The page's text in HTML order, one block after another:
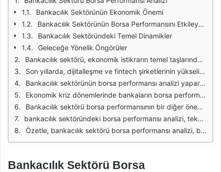
Bankacılık Sektörünün Ekonomik Önemi
Bankacılık Sektörünün Borsa Performansını Etkileyen Faktörler
Bankacılık Sektöründeki Temel Dinamikler
Geleceğe Yönelik Öngörüler
Bankacılık sektörü, ekonomik istikrarın temel taşlarından biri olarak kabul edilmektedir. Bu sektör, kredi verme, mevduat toplama ve finansal hizmetler sunma gibi işlevleri ile ekonominin büyümesine katkıda bulunur. Ancak borsa performansı, sektördeki genel ekonomik koşullar, siyasi gelişmeler ve piyasa dinamikleri ile doğrudan ilişkilidir. Bankacılık hisselerinin değeri, genellikle faiz oranlarının değişimi, enflasyon oranları ve piyasa beklentileri gibi faktörlere bağlı olarak dalgalanır.
Son yıllarda, dijitalleşme ve fintech şirketlerinin yükselişi, bankacılık sektörünü önemli ölçüde etkilemiştir. Geleneksel bankalar, bu yeni rekabet ortamında kendilerini yeniden konumlandırmak zorunda kalmışlardır. Bu durum, bankaların borsa performansını da etkilemekte, yatırımcıların bu hisselere olan ilgisini artırmakta veya azaltmaktadır. Özellikle dijital bankacılık hizmetlerine yönelik artan talep, bankaların hisse değerlerinde pozitif bir etkide bulunabilmektedir.
Bankacılık sektörünün borsa performansı analizi yaparken, sektördeki büyük oyuncuların hisse senetleri üzerinde yoğunlaşmak önemlidir. Bu tür analizler, yatırımcıların hangi bankaların daha iyi performans gösterdiğini anlamalarına yardımcı olur. Ayrıca, piyasa trendlerini takip ederek, yatırımcılar risklerini minimize edebilir ve potansiyel kazançlarını artırabilir. Bankacılık hisseleri genellikle yüksek temettü verimi sunarak, uzun vadeli yatırımcılar için cazip hale gelir.
Ekonomik kriz dönemlerinde bankaların borsa performansı genellikle olumsuz etkilenir. Kredi riskleri, artan iflaslar ve düşük ekonomik büyüme gibi faktörler, bankaların kârlarını azaltabilir. Bu durum, yatırımcıların bankalara olan güvenini sarsabilir ve hisse fiyatlarının düşmesine neden olabilir. Ancak, kriz sonrası toparlanma dönemlerinde, sağlıklı bankalar hızla değer kazanabilir ve yatırımcılara fırsatlar sunabilir.
Bankacılık sektörü borsa performansının bir diğer önemli boyutu da düzenleyici değişikliklerdir. Hükümet politikaları, faiz oranları ve bankacılık yasaları gibi faktörler, bankaların faaliyetlerini doğrudan etkiler. Bu nedenle, yatırımcılar için bu tür gelişmeleri takip etmek hayati önem taşır. Özellikle uluslararası düzeyde meydana gelen düzenlemeler, büyük bankaların hisse performansında önemli değişikliklere yol açabilir.
bankacılık sektöründeki borsa performansı analizi, teknik ve temel analiz yöntemlerinin bir kombinasyonu ile yapılmalıdır. Teknik analiz, fiyat hareketlerini ve piyasa trendlerini inceleyerek yatırımcıların alım satım kararlarını desteklerken, temel analiz ise bankaların finansal durumunu değerlendirmeye yardımcı olur. Bu iki yaklaşımın bir arada kullanılması, yatırımcıların daha bilinçli kararlar almasına olanak tanır.
Özetle, bankacılık sektörü borsa performansı analizi, birçok faktörü göz önünde bulundurarak yapılmalıdır. Ekonomik veriler, piyasa dinamikleri, düzenleyici değişiklikler ve rekabet koşulları gibi unsurlar, bankaların hisse performansını etkileyen önemli faktörlerdir. Yatırımcılar, bu analizleri dikkate alarak, bankacılık hisselerine yönelik stratejilerini oluşturabilir ve potansiyel kazançlarını artırabilir.
Bankacılık Sektörü Borsa